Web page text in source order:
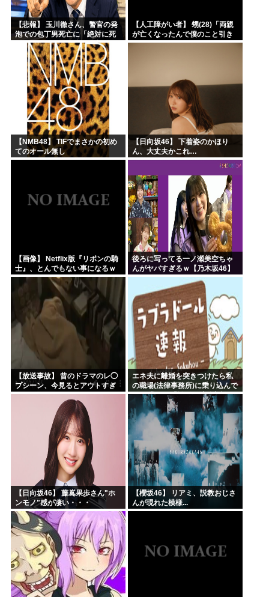
【悲報】 玉川徹さん、警官の発
泡での包丁男死亡に「絶対に死
刑にならない罪なのに警察が死
刑にした！」 → 元警官のマジレ
スがコチラ → ………
【人工障がい者】 甥(28)「両親
が亡くなったんで僕のこと引き
取ってほしいんですけど！」な
【NMB48】 TIFでまさかの初め
てのオール無し
【日向坂46】 下着姿のかほり
ん、大丈夫かこれ…
【画像】 Netflix版『リボンの騎
士』、とんでもない事になるｗ
ｗｗｗｗ
後ろに写ってる一ノ瀬美空ちゃ
んがヤバすぎるｗ【乃木坂46】
【放送事故】 昔のドラマのレ◯
プシーン、今見るとアウトすぎ
る・・・
エネ夫に離婚を突きつけたら私
の職場(法律事務所)に乗り込んで
きた 堂々と「離婚の法律相談で
す。母の薦めでこちらに参りま
した」と言っているが、...
【日向坂46】 藤嶌果歩さん"ホ
ンモノ"感が凄い・・・
【櫻坂46】 リアミ、説教おじさ
んが現れた模様...